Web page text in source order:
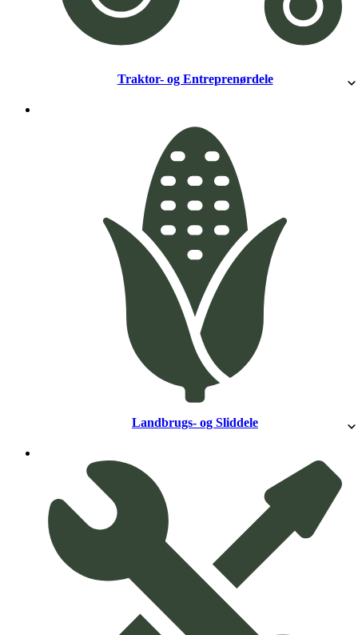
Traktor- og Entreprenørdele
Landbrugs- og Sliddele